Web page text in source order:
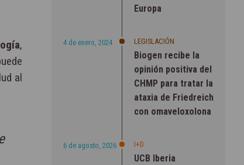
,
al
Europa
4 de enero, 2024 LEGISLACIÓN
Biogen recibe la
opinión positiva del
CHMP para tratar la
ataxia de Friedreich
con omaveloxolona
6 de agosto, 2026 I+D
UCB Iberia